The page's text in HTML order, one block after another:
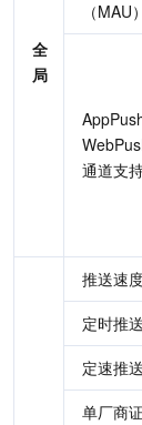
全
局
（MAU
通道支
推送速
定时推
定速推
单厂商